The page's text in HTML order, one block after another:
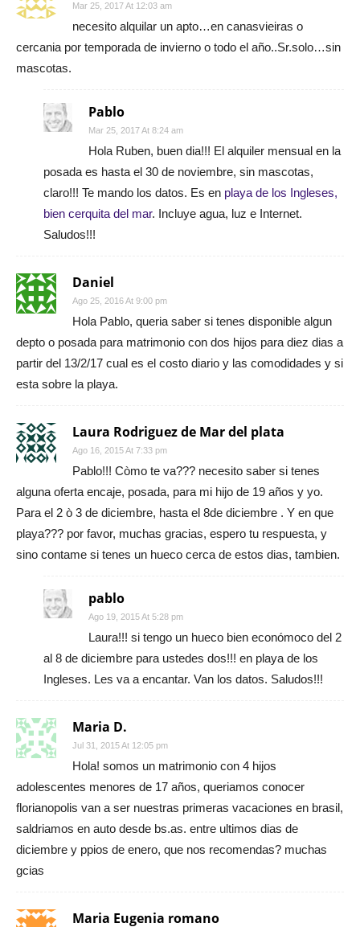
Mar 25, 2017 At 12:03 am
necesito alquilar un apto…en canasvieiras o
cercania por temporada de invierno o todo el año..Sr.solo…sin
mascotas.
Pablo
Mar 25, 2017 At 8:24 am
Hola Ruben, buen dia!!! El alquiler mensual en la
posada es hasta el 30 de noviembre, sin mascotas,
claro!!! Te mando los datos. Es en playa de los Ingleses,
bien cerquita del mar. Incluye agua, luz e Internet.
Saludos!!!
Daniel
Ago 25, 2016 At 9:00 pm
Hola Pablo, queria saber si tenes disponible algun
depto o posada para matrimonio con dos hijos para diez dias a
partir del 13/2/17 cual es el costo diario y las comodidades y si
esta sobre la playa.
Laura Rodriguez de Mar del plata
Ago 16, 2015 At 7:33 pm
Pablo!!! Còmo te va??? necesito saber si tenes
alguna oferta encaje, posada, para mi hijo de 19 años y yo.
Para el 2 ò 3 de diciembre, hasta el 8de diciembre . Y en que
playa??? por favor, muchas gracias, espero tu respuesta, y
sino contame si tenes un hueco cerca de estos dias, tambien.
pablo
Ago 19, 2015 At 5:28 pm
Laura!!! si tengo un hueco bien económoco del 2
al 8 de diciembre para ustedes dos!!! en playa de los
Ingleses. Les va a encantar. Van los datos. Saludos!!!
Maria D.
Jul 31, 2015 At 12:05 pm
Hola! somos un matrimonio con 4 hijos
adolescentes menores de 17 años, queriamos conocer
florianopolis van a ser nuestras primeras vacaciones en brasil,
saldriamos en auto desde bs.as. entre ultimos dias de
diciembre y ppios de enero, que nos recomendas? muchas
gcias
Maria Eugenia romano